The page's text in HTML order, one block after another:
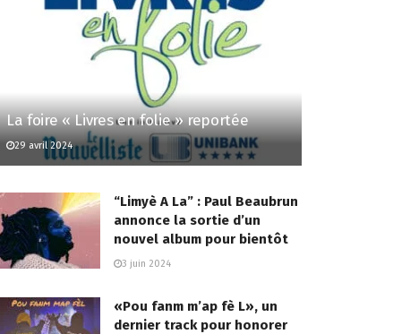
La foire « Livres en folie » reportée
29 avril 2024
“Limyè A La” : Paul Beaubrun
annonce la sortie d’un
nouvel album pour bientôt
3 juin 2024
«Pou fanm m’ap fè L», un
dernier track pour honorer